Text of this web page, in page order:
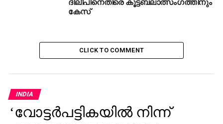
‘വോട്ടര്‍പട്ടികയില്‍ നിന്ന്
എങ്ങെനെ ആളുകളെ